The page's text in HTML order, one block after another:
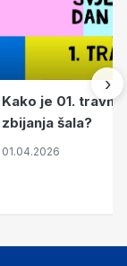
Kako je 01.
zbijanja šala?
01.04.2026
›